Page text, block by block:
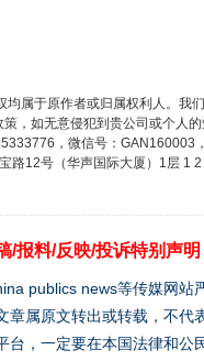
属于原作者或归属权利人。我
，如无意侵犯到贵公司或个人
，微信号：GAN160003
12号（华声国际大厦）1层 1
/报料/反映/投诉特别声明
publics news等传媒网站
属原文转出或转载，不
，一定要在本国法律和公